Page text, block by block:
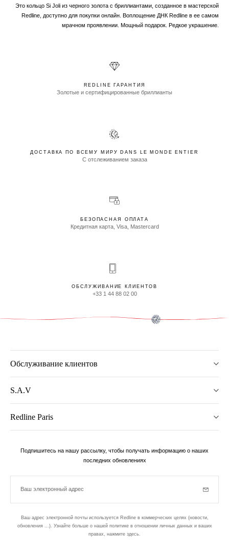
Это кольцо Si Joli из черного золота с бриллиантами, созданное в мастерской
Redline, доступно для покупки онлайн. Воплощение ДНК Redline в ее самом
мрачном проявлении. Мощный подарок. Редкое украшение.
REDLINE ГАРАНТИЯ
Золотые и сертифицированные бриллианты
ДОСТАВКА ПО ВСЕМУ МИРУ DANS LE MONDE ENTIER
С отслеживанием заказа
БЕЗОПАСНАЯ ОПЛАТА
Кредитная карта, Visa, Mastercard
ОБСЛУЖИВАНИЕ КЛИЕНТОВ
+33 1 44 88 02 00
Обслуживание клиентов
S.A.V
Redline Paris
Подпишитесь на нашу рассылку, чтобы получать информацию о наших
последних обновлениях
Ваш электронный адрес
Ваш адрес электронной почты используется Redline в коммерческих целях (новости,
обновления ...). Узнайте больше о нашей политике в отношении личных данных и ваших
правах, нажмите здесь